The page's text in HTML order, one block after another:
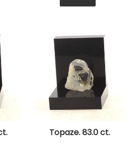
Topaze. 83.0 ct.